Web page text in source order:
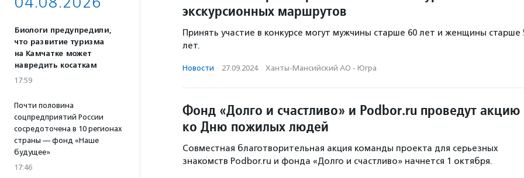
Биологи предупредили,
что развитие туризма
на Камчатке может
навредить косаткам
17:59
Почти половина
соцпредприятий России
сосредоточена в 10 регионах
страны — фонд «Наше
будущее»
17:46
экскурсионных маршрутов
Принять участие в конкурсе могут мужчины старше 60 лет и женщины старше
лет.
Новости · 27.09.2024 · Ханты-Мансийский АО - Югра
Фонд «Долго и счастливо» и Podbor.ru проведут акцию
ко Дню пожилых людей
Совместная благотворительная акция команды проекта для серьезных
знакомств Podbor.ru и фонда «Долго и счастливо» начнется 1 октября.